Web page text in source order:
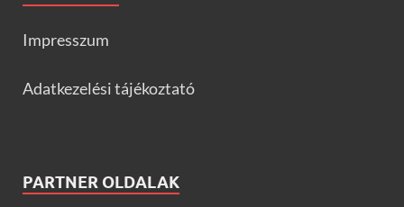
Impresszum
Adatkezelési tájékoztató
PARTNER OLDALAK